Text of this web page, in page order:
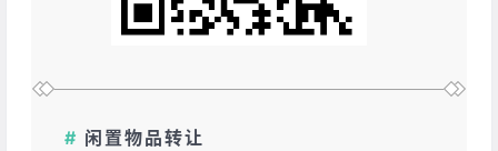
# 闲置物品转让